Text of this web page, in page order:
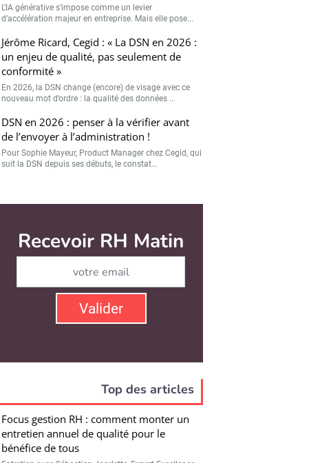
L’IA générative s’impose comme un levier
d’accélération majeur en entreprise. Mais elle pose...
Jérôme Ricard, Cegid : « La DSN en 2026 :
un enjeu de qualité, pas seulement de
conformité »
En 2026, la DSN change (encore) de visage avec ce
nouveau mot d’ordre : la qualité des données ...
DSN en 2026 : penser à la vérifier avant
de l’envoyer à l’administration !
Pour Sophie Mayeur, Product Manager chez Cegid, qui
suit la DSN depuis ses débuts, le constat...
Focus gestion RH : comment monter un
entretien annuel de qualité pour le
bénéfice de tous
Entretien avec Sébastien Joarlette, Expert Excellence
Managériale d’Oresys, sur la manière de...
Workday : le retour du cofondateur Aneel
GTA : Octime consolide sa position avec
Qoia
Sur fond d’acquisition de Qoia, le groupe Octime
annonce qu’il a clôturé l’exercice 2025 avec un...